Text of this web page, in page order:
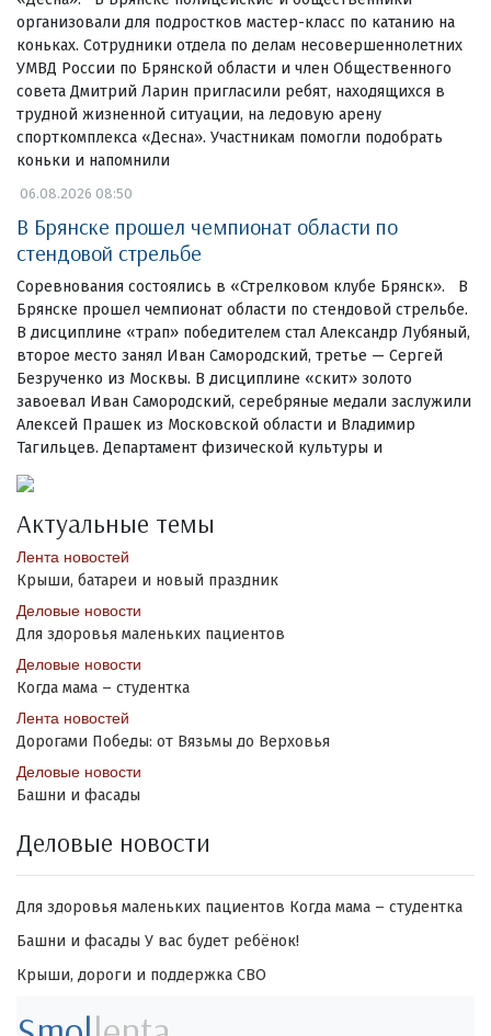
организовали для подростков мастер-класс по катанию на
коньках. Сотрудники отдела по делам несовершеннолетних
УМВД России по Брянской области и член Общественного
совета Дмитрий Ларин пригласили ребят, находящихся в
трудной жизненной ситуации, на ледовую арену
спорткомплекса «Десна». Участникам помогли подобрать
коньки и напомнили
06.08.2026 08:50
В Брянске прошел чемпионат области по
стендовой стрельбе
Соревнования состоялись в «Стрелковом клубе Брянск». В
Брянске прошел чемпионат области по стендовой стрельбе.
В дисциплине «трап» победителем стал Александр Лубяный,
второе место занял Иван Самородский, третье — Сергей
Безрученко из Москвы. В дисциплине «скит» золото
завоевал Иван Самородский, серебряные медали заслужили
Алексей Прашек из Московской области и Владимир
Тагильцев. Департамент физической культуры и
Актуальные темы
Лента новостей
Крыши, батареи и новый праздник
Деловые новости
Для здоровья маленьких пациентов
Деловые новости
Когда мама – студентка
Лента новостей
Дорогами Победы: от Вязьмы до Верховья
Деловые новости
Башни и фасады
Деловые новости
Для здоровья маленьких пациентов Когда мама – студентка
Башни и фасады У вас будет ребёнок!
Крыши, дороги и поддержка СВО